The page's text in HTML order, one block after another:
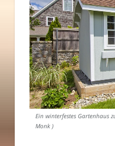
Ein winterfestes Gartenhaus
Monk )